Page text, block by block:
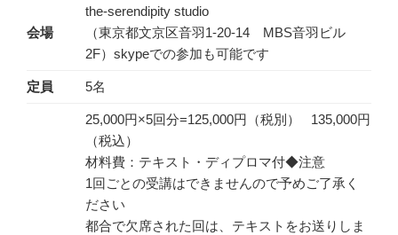
会場
the-serendipity studio
（東京都文京区音羽1-20-14 MBS音羽ビル
2F）skypeでの参加も可能です
定員 5名
25,000円×5回分=125,000円（税別） 135,000円
（税込）
材料費：テキスト・ディプロマ付◆注意
1回ごとの受講はできませんので予めご了承く
ださい
都合で欠席された回は、テキストをお送りしま